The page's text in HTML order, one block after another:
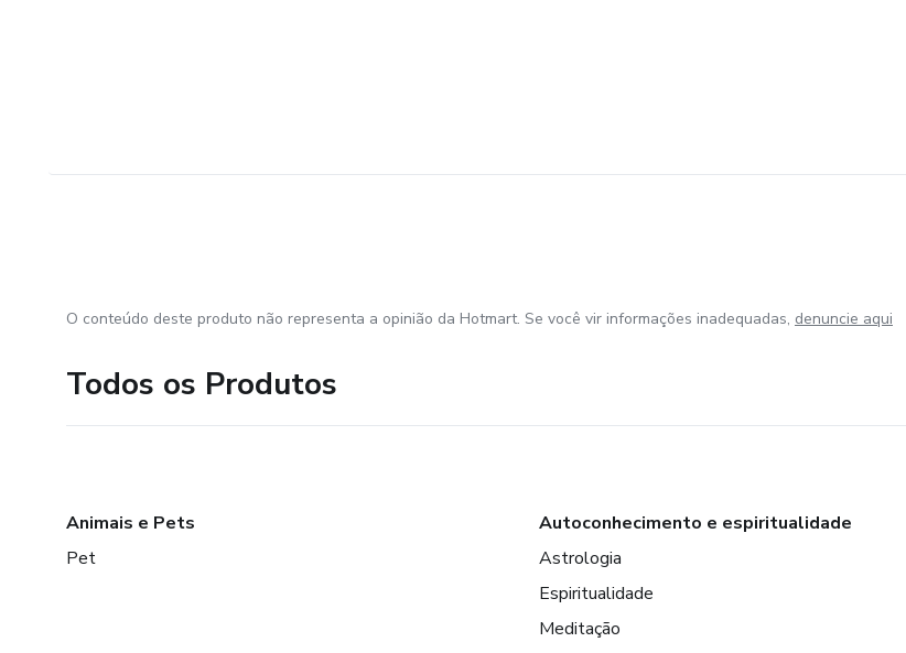
O conteúdo deste produto não representa a opinião da Hotmart. Se você vir informações inadequadas, denuncie aqui
Todos os Produtos
Animais e Pets
Pet
Autoconhecimento e espiritualidade
Astrologia
Espiritualidade
Meditação